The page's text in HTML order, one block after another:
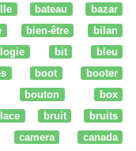
bateau
bazar
bien-être
bilan
bit
bleu
boot
booter
bouton
box
bruit
bruits
camera
canada